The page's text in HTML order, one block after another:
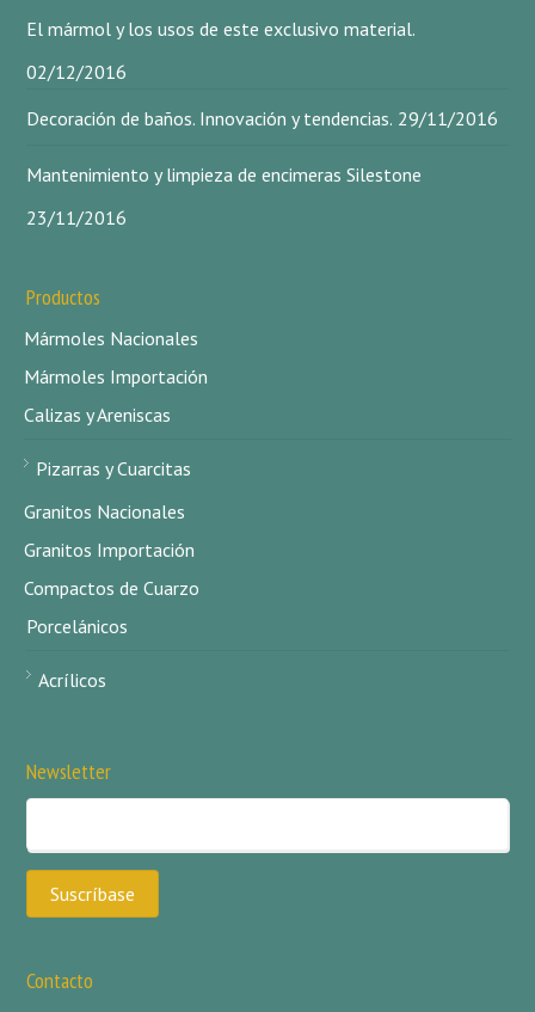
El mármol y los usos de este exclusivo material.
02/12/2016
Decoración de baños. Innovación y tendencias. 29/11/2016
Mantenimiento y limpieza de encimeras Silestone
23/11/2016
Productos
Mármoles Nacionales
Mármoles Importación
Calizas y Areniscas
Pizarras y Cuarcitas
Granitos Nacionales
Granitos Importación
Compactos de Cuarzo
Porcelánicos
Acrílicos
Newsletter
Contacto